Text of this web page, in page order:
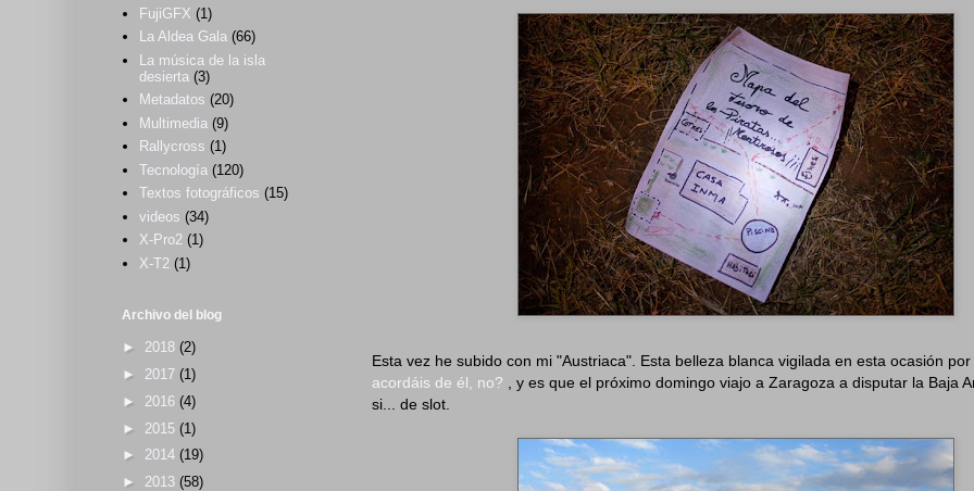
Esta vez he subido con mi "Austriaca". Esta belleza blanca vigilada en esta ocasión por
acordáis de él, no? , y es que el próximo domingo viajo a Zaragoza a disputar la Baja
si... de slot.
FujiGFX (1)
La Aldea Gala (66)
La música de la isla
desierta (3)
Metadatos (20)
Multimedia (9)
Rallycross (1)
Tecnología (120)
Textos fotográficos (15)
videos (34)
X-Pro2 (1)
X-T2 (1)
Archivo del blog
► 2018 (2)
► 2017 (1)
► 2016 (4)
► 2015 (1)
► 2014 (19)
► 2013 (58)